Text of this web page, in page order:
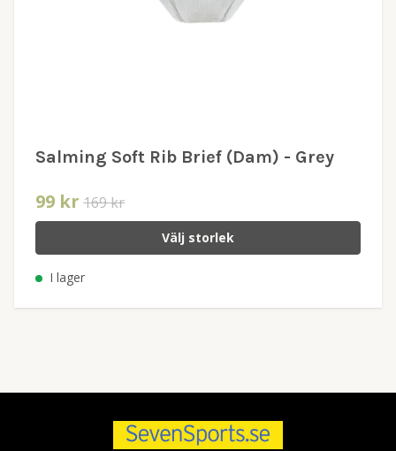
Salming Soft Rib Brief (Dam) - Grey
99 kr 169 kr
Välj storlek
I lager